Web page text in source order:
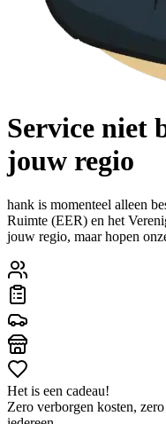
Service niet
jouw regio
hank is momenteel alleen
Ruimte (EER) en het
jouw regio, maar hopen
Het is een cadeau!
Zero verborgen kosten,